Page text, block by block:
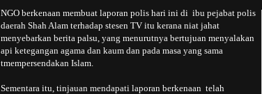
NGO berkenaan membuat laporan polis hari ini di ibu pejabat polis
daerah Shah Alam terhadap stesen TV itu kerana niat jahat
menyebarkan berita palsu, yang menurutnya bertujuan menyalakan
api ketegangan agama dan kaum dan pada masa yang sama
tmempersendakan Islam.
Sementara itu, tinjauan mendapati laporan berkenaan telah